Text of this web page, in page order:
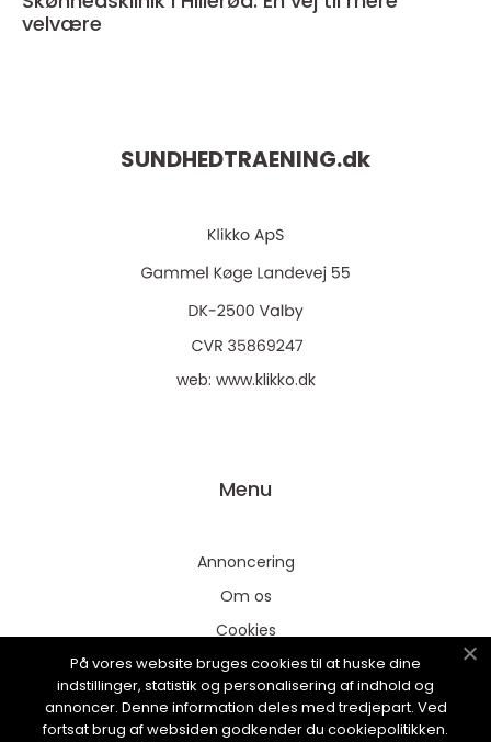
velvære
SUNDHEDTRAENING.dk
web: www.klikko.dk
Menu
Annoncering
Om os
Cookies
Kontakt os
Sitemap
På vores website bruges cookies til at huske dine
indstillinger, statistik og personalisering af indhold og
annoncer. Denne information deles med tredjepart. Ved
fortsat brug af websiden godkender du cookiepolitikken.